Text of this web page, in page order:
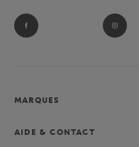
MARQUES
AIDE & CONTACT